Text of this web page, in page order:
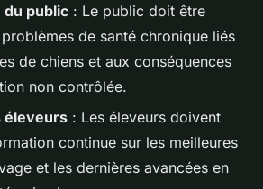
du public : Le public doit être
de santé chronique liés
de chiens et aux conséquences
non contrôlée.
éleveurs : Les éleveurs doivent
continue sur les meilleures
et les dernières avancées en